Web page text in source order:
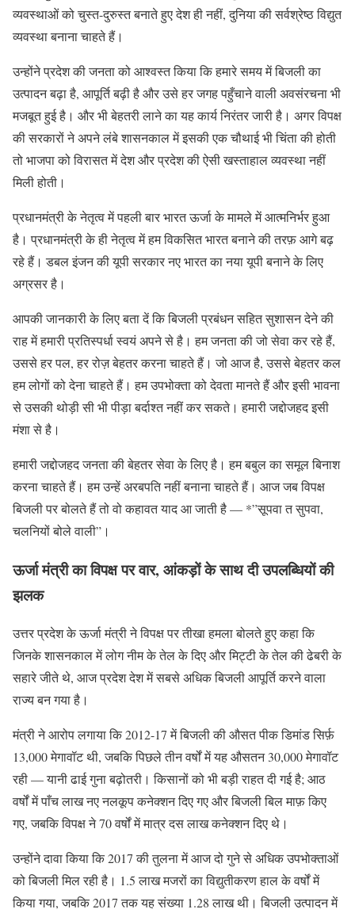
व्यवस्थाओं को चुस्त-दुरुस्त बनाते हुए देश ही नहीं, दुनिया की सर्वश्रेष्ठ विद्युत
व्यवस्था बनाना चाहते हैं।
उन्होंने प्रदेश की जनता को आश्वस्त किया कि हमारे समय में बिजली का
उत्पादन बढ़ा है, आपूर्ति बढ़ी है और उसे हर जगह पहुँचाने वाली अवसंरचना भी
मजबूत हुई है। और भी बेहतरी लाने का यह कार्य निरंतर जारी है। अगर विपक्ष
की सरकारों ने अपने लंबे शासनकाल में इसकी एक चौथाई भी चिंता की होती
तो भाजपा को विरासत में देश और प्रदेश की ऐसी खस्ताहाल व्यवस्था नहीं
मिली होती।
प्रधानमंत्री के नेतृत्व में पहली बार भारत ऊर्जा के मामले में आत्मनिर्भर हुआ
है। प्रधानमंत्री के ही नेतृत्व में हम विकसित भारत बनाने की तरफ़ आगे बढ़
रहे हैं। डबल इंजन की यूपी सरकार नए भारत का नया यूपी बनाने के लिए
अग्रसर है।
आपकी जानकारी के लिए बता दें कि बिजली प्रबंधन सहित सुशासन देने की
राह में हमारी प्रतिस्पर्धा स्वयं अपने से है। हम जनता की जो सेवा कर रहे हैं,
उससे हर पल, हर रोज़ बेहतर करना चाहते हैं। जो आज है, उससे बेहतर कल
हम लोगों को देना चाहते हैं। हम उपभोक्ता को देवता मानते हैं और इसी भावना
से उसकी थोड़ी सी भी पीड़ा बर्दाश्त नहीं कर सकते। हमारी जद्दोजहद इसी
मंशा से है।
हमारी जद्दोजहद जनता की बेहतर सेवा के लिए है। हम बबुल का समूल बिनाश
करना चाहते हैं। हम उन्हें अरबपति नहीं बनाना चाहते हैं। आज जब विपक्ष
बिजली पर बोलते हैं तो वो कहावत याद आ जाती है — *”सूपवा त सुपवा,
चलनियों बोले वाली”।
ऊर्जा मंत्री का विपक्ष पर वार, आंकड़ों के साथ दी उपलब्धियों की
झलक
उत्तर प्रदेश के ऊर्जा मंत्री ने विपक्ष पर तीखा हमला बोलते हुए कहा कि
जिनके शासनकाल में लोग नीम के तेल के दिए और मिट्टी के तेल की ढेबरी के
सहारे जीते थे, आज प्रदेश देश में सबसे अधिक बिजली आपूर्ति करने वाला
राज्य बन गया है।
मंत्री ने आरोप लगाया कि 2012-17 में बिजली की औसत पीक डिमांड सिर्फ़
13,000 मेगावॉट थी, जबकि पिछले तीन वर्षों में यह औसतन 30,000 मेगावॉट
रही — यानी ढाई गुना बढ़ोतरी। किसानों को भी बड़ी राहत दी गई है; आठ
वर्षों में पाँच लाख नए नलकूप कनेक्शन दिए गए और बिजली बिल माफ़ किए
गए, जबकि विपक्ष ने 70 वर्षों में मात्र दस लाख कनेक्शन दिए थे।
उन्होंने दावा किया कि 2017 की तुलना में आज दो गुने से अधिक उपभोक्ताओं
को बिजली मिल रही है। 1.5 लाख मजरों का विद्युतीकरण हाल के वर्षों में
किया गया, जबकि 2017 तक यह संख्या 1.28 लाख थी। बिजली उत्पादन में